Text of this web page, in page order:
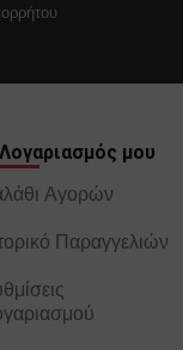
μου
Αγορών
Παραγγελιών